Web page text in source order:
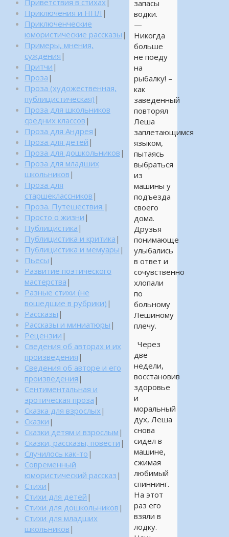
запасы
водки.
—
Никогда
больше
не поеду
на
рыбалку! –
как
заведенный
повторял
Леша
заплетающимся
языком,
пытаясь
выбраться
из
машины у
подъезда
своего
дома.
Друзья
понимающе
улыбались
в ответ и
сочувственно
хлопали
по
больному
Лешиному
плечу.
Через
две
недели,
восстановив
здоровье
и
моральный
дух, Леша
снова
сидел в
машине,
сжимая
любимый
спиннинг.
На этот
раз его
взяли в
лодку.
Приветствия в стихах
Приключения и НПЛ |
Приключенческие
юмористические рассказы |
Примеры, мнения,
суждения |
Притчи |
Проза |
Проза (художественная,
публицистическая) |
Проза для школьников
средних классов |
Проза для Андрея |
Проза для детей |
Проза для дошкольников |
Проза для младших
школьников |
Проза для
старшеклассников |
Проза. Путешествия. |
Просто о жизни |
Публицистика |
Публицистика и критика |
Публицистика и мемуары |
Пьесы |
Развитие поэтического
мастерства |
Разные стихи (не
вошедшие в рубрики) |
Рассказы |
Рассказы и миниатюры |
Рецензии |
Сведения об авторах и их
произведения |
Сведения об авторе и его
произведения |
Сентиментальная и
эротическая проза |
Сказка для взрослых |
Сказки |
Сказки детям и взрослым |
Сказки, рассказы, повести |
Случилось как-то |
Современный
юмористический рассказ |
Стихи |
Стихи для детей |
Стихи для дошкольников |
Стихи для младших
школьников |